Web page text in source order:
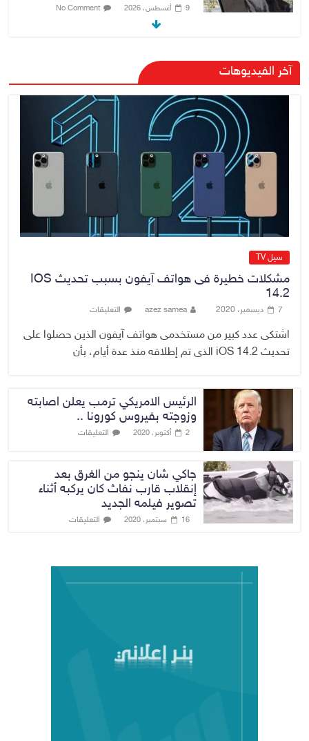
9 أغسطس، 2026 No Comment
صدور أمر قبض بحق وزير العمل
السابق أحمد الأسدي
الدخيل يفتتح مستشفى الأورام
والطب النووي التخصصي في
الموصل
9 أغسطس، 2026 No Comment
آخر الفيديوهات
سيل TV
مشكلات خطيرة فى هواتف آيفون بسبب تحديث IOS
14.2
7 ديسمبر، 2020 azez samea التعليقات
اشتكى عدد كبير من مستخدمى هواتف آيفون الذين حصلوا على
تحديث iOS 14.2 الذى تم إطلاقه منذ عدة أيام، بأن
الرئيس الامريكي ترمب يعلن اصابته
وزوجته بفيروس كورونا ..
2 أكتوبر، 2020 التعليقات
جاكي شان ينجو من الغرق بعد
إنقلاب قارب نفاث كان يركبه أثناء
تصوير فيلمه الجديد
16 سبتمبر، 2020 التعليقات